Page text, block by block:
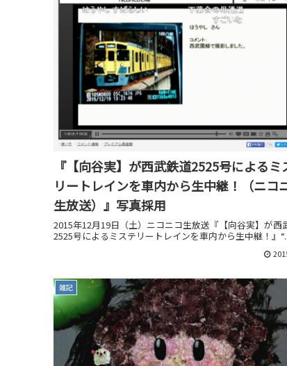
『【向谷実】が西武鉄道2525号によるミ
リートレインを車内から生中継！（ニコ
生放送）』写真採用
2015年12月19日（土）ニコニコ生放送『【向谷実】が西
2525号によるミステリートレインを車内から生中継！』
雑記